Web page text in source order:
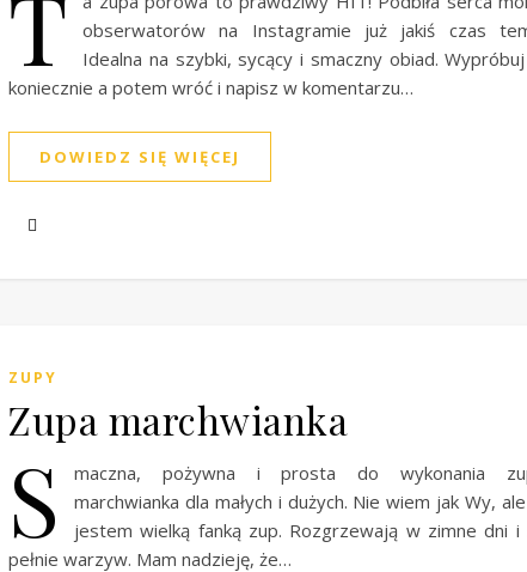
T
obserwatorów na Instagramie już jakiś czas
Idealna na szybki, sycący i smaczny obiad.
koniecznie a potem wróć i napisz w komentarzu…
DOWIEDZ SIĘ WIĘCEJ
ZUPY
Zupa marchwianka
S
maczna, pożywna i prosta do wykonania
marchwianka dla małych i dużych. Nie wiem jak Wy,
jestem wielką fanką zup. Rozgrzewają w zimne dni i
pełnie warzyw. Mam nadzieję, że…